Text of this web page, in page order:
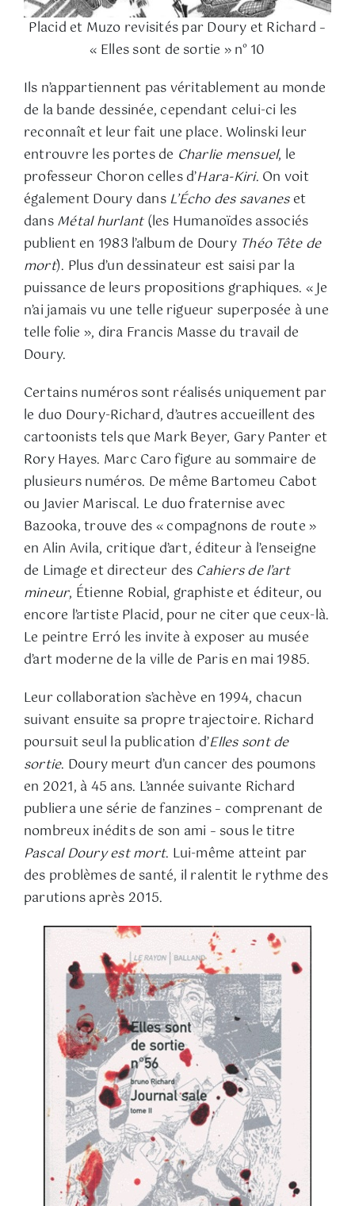
Placid et Muzo revisités par Doury et Richard –
« Elles sont de sortie » n° 10
Ils n’appartiennent pas véritablement au monde
de la bande dessinée, cependant celui-ci les
reconnaît et leur fait une place. Wolinski leur
entrouvre les portes de Charlie mensuel, le
professeur Choron celles d’Hara-Kiri. On voit
également Doury dansL’Écho des savaneset
dansMétal hurlant(les Humanoïdes associés
publient en 1983 l’album de Doury Théo Tête de
mort). Plus d’un dessinateur est saisi par la
puissance de leurs propositions graphiques. « Je
n’ai jamais vu une telle rigueur superposée à une
telle folie », dira Francis Masse du travail de
Doury.
Certains numéros sont réalisés uniquement par
le duo Doury-Richard, d’autres accueillent des
cartoonists tels que Mark Beyer, Gary Panter et
Rory Hayes. Marc Caro figure au sommaire de
plusieurs numéros. De même Bartomeu Cabot
ou Javier Mariscal. Le duo fraternise avec
Bazooka, trouve des « compagnons de route »
en Alin Avila, critique d’art, éditeur à l’enseigne
de Limage et directeur des Cahiers de l’art
mineur, Étienne Robial, graphiste et éditeur, ou
encore l’artiste Placid, pour ne citer que ceux-là.
Le peintre Erró les invite à exposer au musée
d’art moderne de la ville de Paris en mai 1985.
Leur collaboration s’achève en 1994, chacun
suivant ensuite sa propre trajectoire. Richard
poursuit seul la publication d’Elles sont de
sortie. Doury meurt d’un cancer des poumons
en 2021, à 45 ans. L’année suivante Richard
publiera une série de fanzines – comprenant de
nombreux inédits de son ami – sous le titre
Pascal Doury est mort. Lui-même atteint par
des problèmes de santé, il ralentit le rythme des
parutions après 2015.